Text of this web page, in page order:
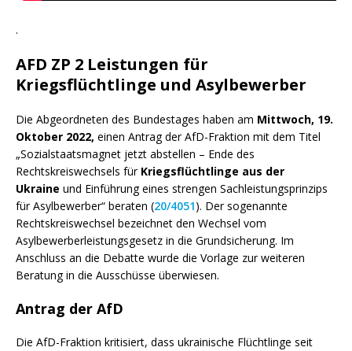
.
AFD ZP 2 Leistungen für
Kriegsflüchtlinge und Asylbewerber
Die Abgeordneten des Bundestages haben am Mittwoch, 19.
Oktober 2022, einen Antrag der AfD-Fraktion mit dem Titel
„Sozialstaatsmagnet jetzt abstellen – Ende des
Rechtskreiswechsels für Kriegsflüchtlinge aus der
Ukraine und Einführung eines strengen Sachleistungsprinzips
für Asylbewerber“ beraten (20/4051). Der sogenannte
Rechtskreiswechsel bezeichnet den Wechsel vom
Asylbewerberleistungsgesetz in die Grundsicherung. Im
Anschluss an die Debatte wurde die Vorlage zur weiteren
Beratung in die Ausschüsse überwiesen.
Antrag der AfD
Die AfD-Fraktion kritisiert, dass ukrainische Flüchtlinge seit